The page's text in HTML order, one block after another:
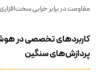
مقاومت در برابر خرابی
کاربردهای تخصصی در
پردازش‌های سنگین